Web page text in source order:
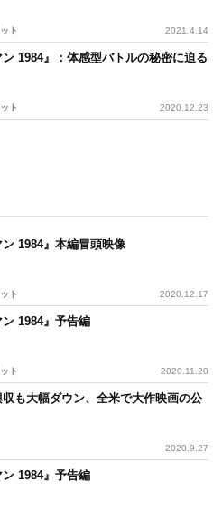
ト 2021.4.14
1984』：体感型バトルの秘密に迫る
ト 2020.12.23
1984』本編冒頭映像
ト 2020.12.17
1984』予告編
ト 2020.11.20
も大幅ダウン、全米で大作映画の公
2020.9.27
1984』予告編